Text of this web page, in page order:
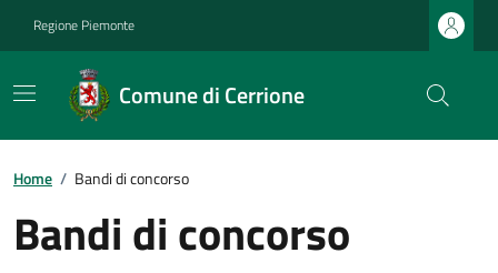
Regione Piemonte
Comune di Cerrione
Home / Bandi di concorso
Bandi di concorso